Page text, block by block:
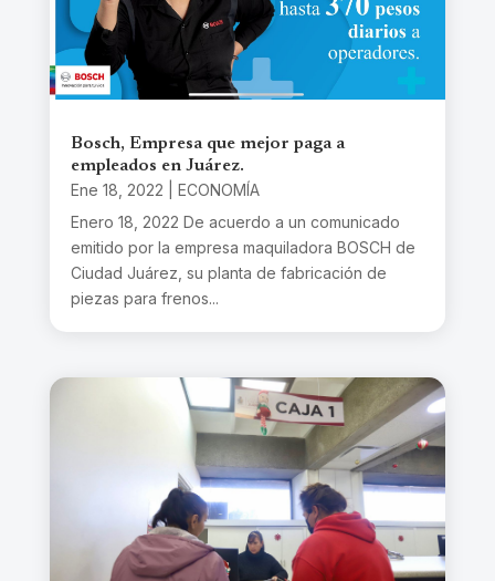
Bosch, Empresa que mejor paga a
empleados en Juárez.
Ene 18, 2022
ECONOMÍA
Enero 18, 2022 De acuerdo a un comunicado
emitido por la empresa maquiladora BOSCH de
Ciudad Juárez, su planta de fabricación de
piezas para frenos...